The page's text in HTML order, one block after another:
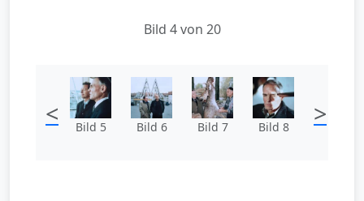
Bild 4 von 20
< Bild 5 Bild 6 Bild 7 Bild 8 >